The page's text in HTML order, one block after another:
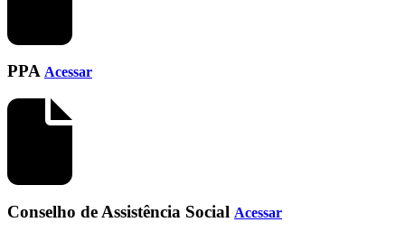
PPA Acessar
Conselho de Assistência Social Acessar